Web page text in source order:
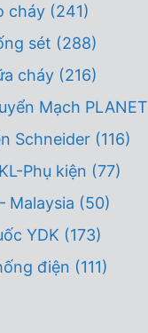
cháy (241)
sét (288)
cháy (216)
Mạch PLANET
Schneider (116)
Phụ kiện (77)
Malaysia (50)
YDK (173)
điện (111)